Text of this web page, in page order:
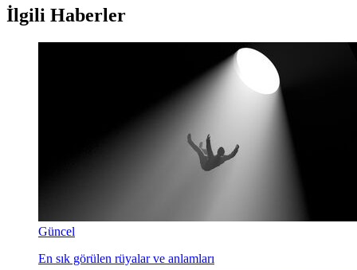
İlgili Haberler
Güncel
En sık görülen rüyalar ve anlamları